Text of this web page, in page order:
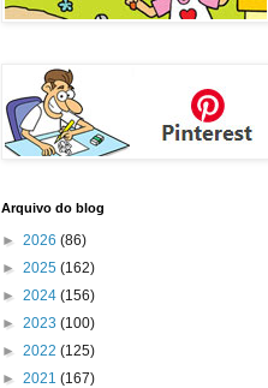
Arquivo do blog
► 2026 (86)
► 2025 (162)
► 2024 (156)
► 2023 (100)
► 2022 (125)
► 2021 (167)